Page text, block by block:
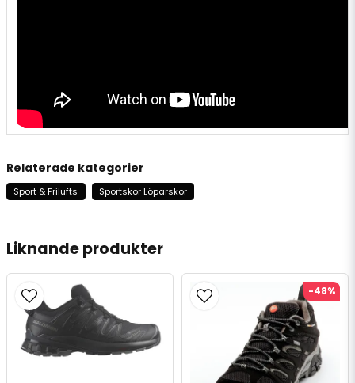
Liknande produkter
-48%
Relaterade kategorier
Sport & Frilufts Sportskor Löparskor